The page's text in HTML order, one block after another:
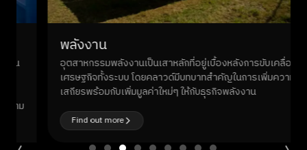
พลังงาน
อุตสาหกรรมพลังงานเป็นเสาหลักที่อยู่เบื้องหลังการขับเคลื่อน
เศรษฐกิจทั้งระบบ โดยคลาวด์มีบทบาทสำคัญในการเพิ่มความ
เสถียรพร้อมกับเพิ่มมูลค่าใหม่ๆ ให้กับธุรกิจพลังงาน
Find out more